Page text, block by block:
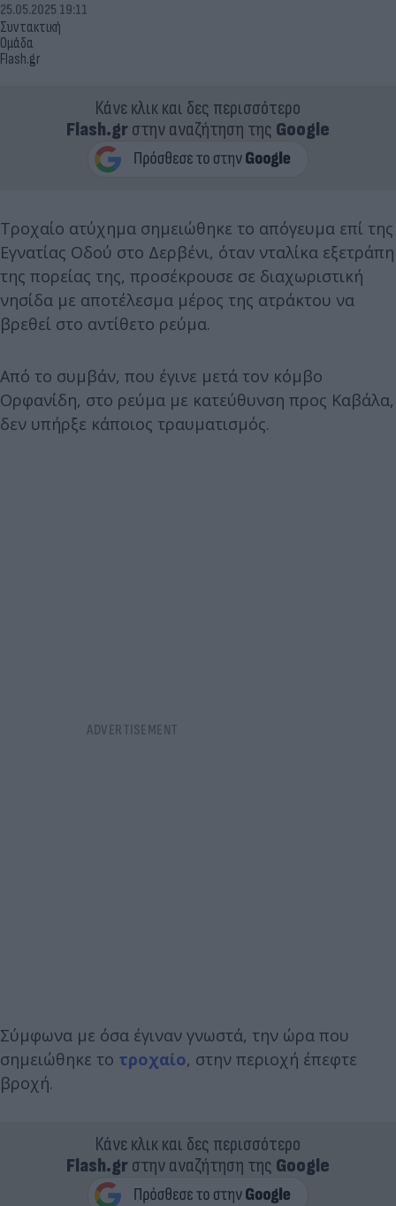
Συντακτική
Ομάδα
Flash.gr
25.05.2025 19:11
Κάνε κλικ και δες περισσότερο
Flash.grστην αναζήτηση της Google
Τροχαίο ατύχημα σημειώθηκε το απόγευμα επί της
Εγνατίας Οδού στο Δερβένι, όταν νταλίκα εξετράπη
της πορείας της, προσέκρουσε σε διαχωριστική
νησίδα με αποτέλεσμα μέρος της ατράκτου να
βρεθεί στο αντίθετο ρεύμα.
Από το συμβάν, που έγινε μετά τον κόμβο
Ορφανίδη, στο ρεύμα με κατεύθυνση προς Καβάλα,
δεν υπήρξε κάποιος τραυματισμός.
Σύμφωνα με όσα έγιναν γνωστά, την ώρα που
σημειώθηκε το τροχαίο, στην περιοχή έπεφτε
βροχή.
Κάνε κλικ και δες περισσότερο
Flash.grστην αναζήτηση της Google